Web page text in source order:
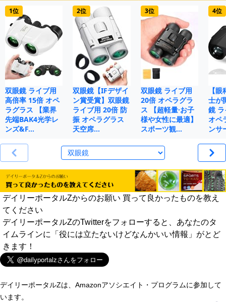
1位
双眼鏡 ライブ用
高倍率 15倍 オペ
ラグラス 【業界
先端BAK4光学レ
ンズ&F…
2位
双眼鏡【IFデザイ
ン賞受賞】双眼鏡
ライブ用 20倍 防
振 オペラグラス
天空席…
3位
双眼鏡 ライブ用
20倍 オペラグラ
ス 【超軽量·お子
様や女性に最適】
スポーツ観…
4位
【
士が
鏡
オペ
ンサ
デイリーポータルZからのお願い 買って良かったものを教え
てください
デイリーポータルZのTwitterをフォローすると、あなたのタ
イムラインに「役には立たないけどなんかいい情報」がとど
きます！
デイリーポータルZは、Amazonアソシエイト・プログラムに参加して
います。